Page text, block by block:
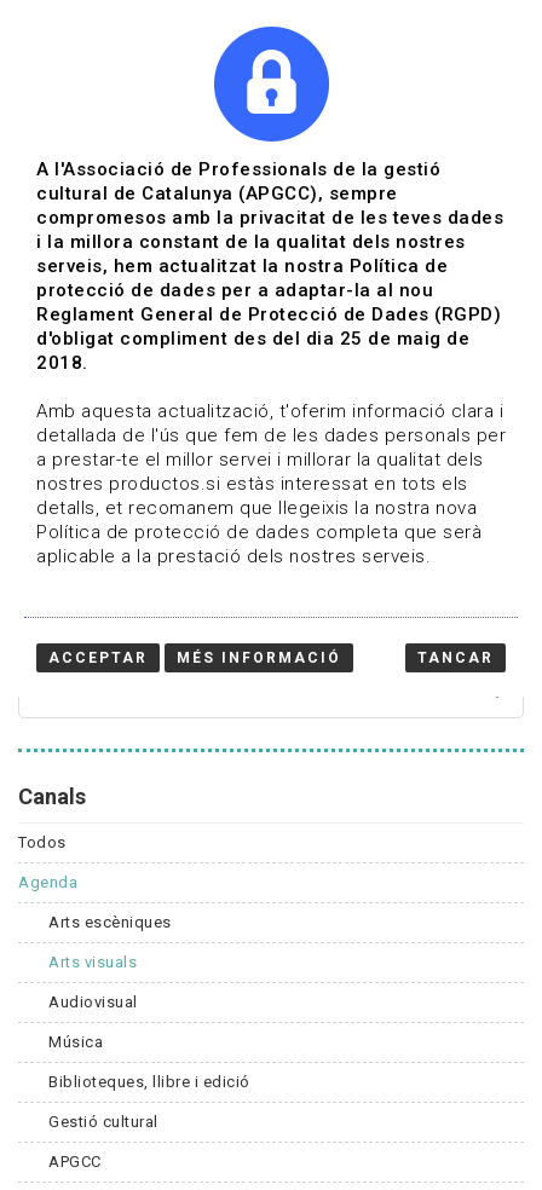
Actualitza't
Vols estar al dia?
HOME / BLOG
Estigues al dia
Convocatòries, activitats i notícies del sector de la
cultura.
Canals
Todos
Agenda
Arts escèniques
Arts visuals
Audiovisual
Música
Biblioteques, llibre i edició
Gestió cultural
APGCC
A l'Associació de Professionals de la gestió
cultural de Catalunya (APGCC), sempre
compromesos amb la privacitat de les teves dades
i la millora constant de la qualitat dels nostres
serveis, hem actualitzat la nostra Política de
protecció de dades per a adaptar-la al nou
Reglament General de Protecció de Dades (RGPD)
d'obligat compliment des del dia 25 de maig de
2018.
Amb aquesta actualització, t'oferim informació clara i
detallada de l'ús que fem de les dades personals per
a prestar-te el millor servei i millorar la qualitat dels
nostres productos.si estàs interessat en tots els
detalls, et recomanem que llegeixis la nostra nova
Política de protecció de dades completa que serà
aplicable a la prestació dels nostres serveis.
ACCEPTAR MÉS INFORMACIÓ TANCAR